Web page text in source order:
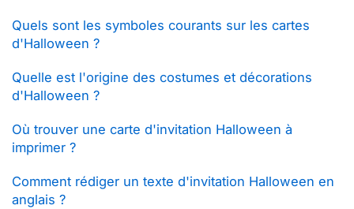
Quels sont les symboles courants sur les cartes
d'Halloween ?
Quelle est l'origine des costumes et décorations
d'Halloween ?
Où trouver une carte d'invitation Halloween à
imprimer ?
Comment rédiger un texte d'invitation Halloween en
anglais ?